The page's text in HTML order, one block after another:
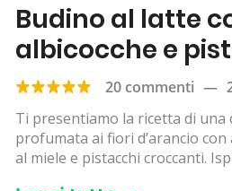
Budino al latte
albicocche e
20 commenti —
Ti presentiamo la ricetta di una
profumata ai fiori d’arancio con
al miele e pistacchi croccanti.